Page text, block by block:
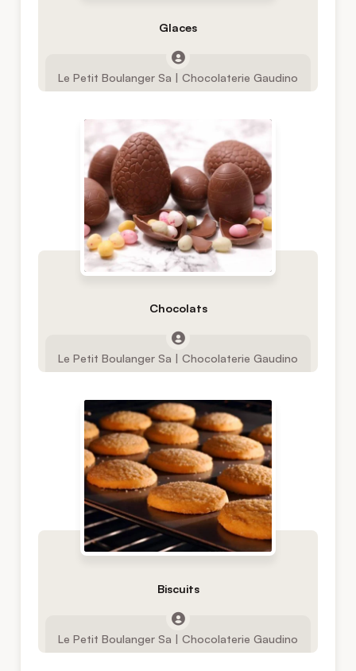
Glaces
Le Petit Boulanger Sa | Chocolaterie Gaudino
Chocolats
Le Petit Boulanger Sa | Chocolaterie Gaudino
Biscuits
Le Petit Boulanger Sa | Chocolaterie Gaudino